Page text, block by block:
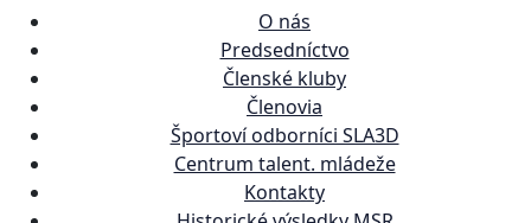
O nás
Predsedníctvo
Členské kluby
Členovia
Športoví odborníci SLA3D
Centrum talent. mládeže
Kontakty